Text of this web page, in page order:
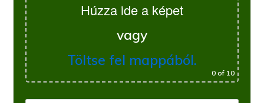
Húzza ide a képet
vagy
Töltse fel mappából.
0of 10